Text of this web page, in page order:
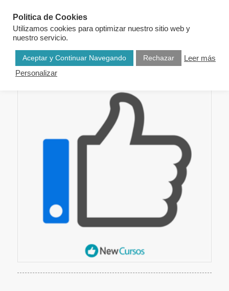
Politica de Cookies
Utilizamos cookies para optimizar nuestro sitio web y
nuestro servicio.
Aceptar y Continuar Navegando Rechazar
Leer más
Personalizar